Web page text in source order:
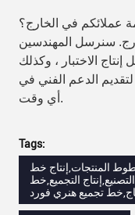
سنرسل المهندسين
إنتاج الاختبار ، وكذلك
الدعم الفني في
أي وقت.
Tags:
المنتجات,إنتاج خط
التجميع,خط
تجميع هنري فورد